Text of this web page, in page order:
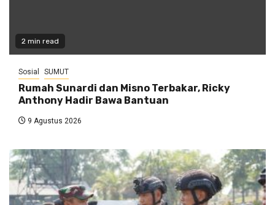
2 min read
Sosial SUMUT
Rumah Sunardi dan Misno Terbakar, Ricky
Anthony Hadir Bawa Bantuan
9 Agustus 2026